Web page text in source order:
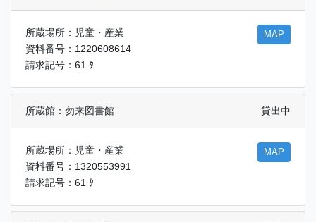
所蔵場所：児童・産業
資料番号：1220608614
請求記号：61 ﾀ
MAP
所蔵館：勿来図書館 貸出中
所蔵場所：児童・産業
資料番号：1320553991
請求記号：61 ﾀ
MAP